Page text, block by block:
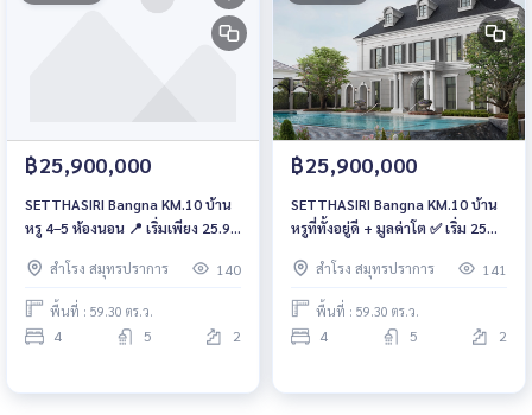
฿25,900,000
SETTHASIRI Bangna KM.10 บ้าน
หรู 4–5 ห้องนอน 📍 เริ่มเพียง 25.9
เร็วที่สุด📞065-4496399 💚 LINE:
@wsrcondo
สำโรง สมุทรปราการ 140
พื้นที่ : 59.30 ตร.ว.
4 5 2
฿25,900,000
SETTHASIRI Bangna KM.10 บ้าน
หรูที่ทั้งอยู่ดี + มูลค่าโต ✅ เริ่ม 25
6161426 | 065-4496399 💚 LINE:
@wsrcondo
สำโรง สมุทรปราการ 141
พื้นที่ : 59.30 ตร.ว.
4 5 2